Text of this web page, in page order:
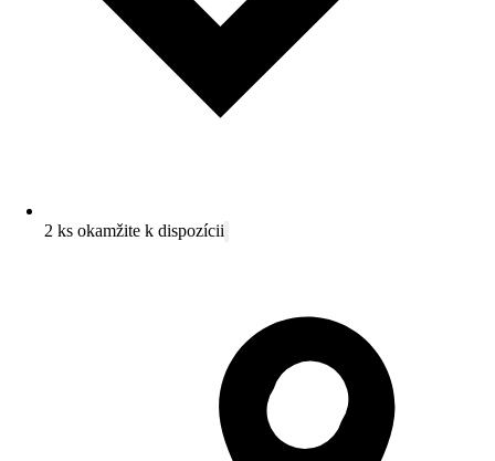
2 ks okamžite k dispozícii